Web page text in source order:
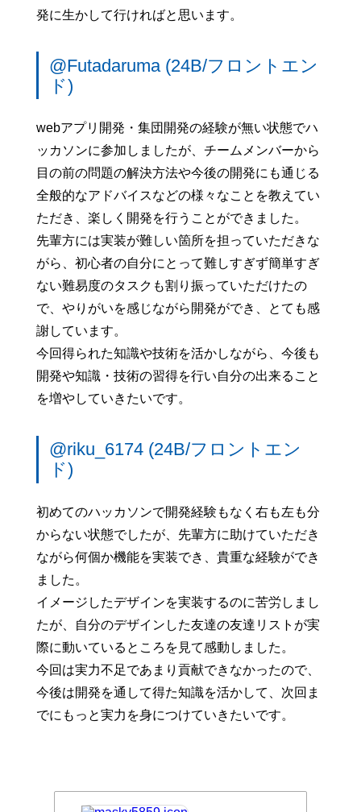
発に生かして行ければと思います。
@Futadaruma (24B/フロントエン
ド)
webアプリ開発・集団開発の経験が無い状態でハ
ッカソンに参加しましたが、チームメンバーから
目の前の問題の解決方法や今後の開発にも通じる
全般的なアドバイスなどの様々なことを教えてい
ただき、楽しく開発を行うことができました。
先輩方には実装が難しい箇所を担っていただきな
がら、初心者の自分にとって難しすぎず簡単すぎ
ない難易度のタスクも割り振っていただけたの
で、やりがいを感じながら開発ができ、とても感
謝しています。
今回得られた知識や技術を活かしながら、今後も
開発や知識・技術の習得を行い自分の出来ること
を増やしていきたいです。
@riku_6174 (24B/フロントエン
ド)
初めてのハッカソンで開発経験もなく右も左も分
からない状態でしたが、先輩方に助けていただき
ながら何個か機能を実装でき、貴重な経験ができ
ました。
イメージしたデザインを実装するのに苦労しまし
たが、自分のデザインした友達の友達リストが実
際に動いているところを見て感動しました。
今回は実力不足であまり貢献できなかったので、
今後は開発を通して得た知識を活かして、次回ま
でにもっと実力を身につけていきたいです。